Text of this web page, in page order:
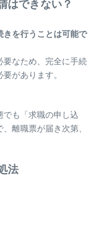
はできない？
きを行うことは可能で
要なため、完全に手続
があります。
も「求職の申し込
離職票が届き次第、
法